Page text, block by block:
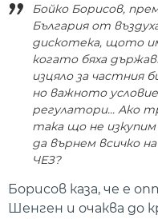
Бойко Борисов,
България от
дискотека, щото
когато бяха
изцяло за частния
но важното
регулатори... Ако
така що не
да върнем всичко
ЧЕЗ?
Борисов каза, че е
Шенген и очаква до